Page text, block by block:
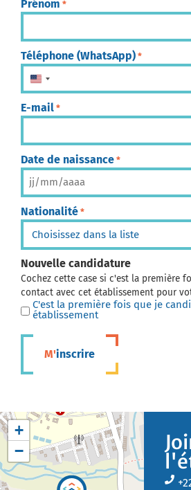
Prénom *
Téléphone (WhatsApp) *
États-Unis +1
E-mail *
Date de naissance *
Nationalité *
Nouvelle candidature
Cochez cette case si c'est la première
contact avec cet établissement pour
C'est la première fois que je
établissement
M'inscrire
+
−